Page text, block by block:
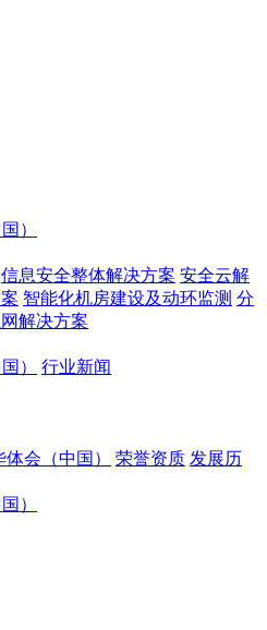
）
信息安全整体解决方案 安全云解
智能化机房建设及动环监测 分
解决方案
）
行业新闻
会（中国） 荣誉资质 发展历
）